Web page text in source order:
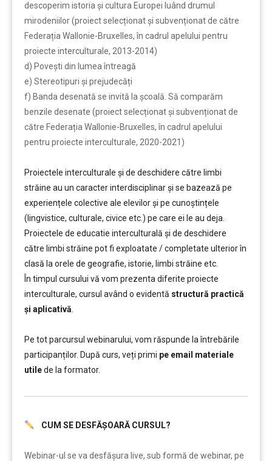
descoperim istoria și cultura Europei luând drumul
mirodeniilor (proiect selecționat și subvenționat de către
Federația Wallonie-Bruxelles, în cadrul apelului pentru
proiecte interculturale, 2013-2014)
d) Povești din lumea întreagă
e) Stereotipuri și prejudecăți
f) Banda desenată se invită la școală. Să comparăm
benzile desenate (proiect selecționat și subvenționat de
către Federația Wallonie-Bruxelles, în cadrul apelului
pentru proiecte interculturale, 2020-2021)
Proiectele interculturale și de deschidere către limbi
străine au un caracter interdisciplinar și se bazează pe
experiențele colective ale elevilor și pe cunoștințele
(lingvistice, culturale, civice etc.) pe care ei le au deja.
Proiectele de educatie interculturală și de deschidere
către limbi străine pot fi exploatate / completate ulterior în
clasă la orele de geografie, istorie, limbi străine etc.
În timpul cursului vă vom prezenta diferite proiecte
interculturale, cursul având o evidentă structură practică
și aplicativă
Pe tot parcursul webinarului, vom răspunde la întrebările
participanților. După curs, veți primi pe email materiale
utilede la formator.
CUM SE DESFĂȘOARĂ CURSUL?
Webinar-ul se va desfășura live, sub formă de webinar, pe